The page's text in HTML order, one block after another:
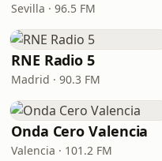
Sevilla · 96.5 FM
RNE Radio 5
Madrid · 90.3 FM
Onda Cero Valencia
Valencia · 101.2 FM